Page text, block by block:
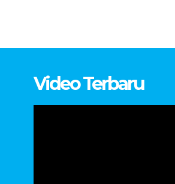
Video Terbaru